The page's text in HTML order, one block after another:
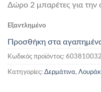
Δώρο 2 μπαρέτες για την
Εξαντλημένο
Προσθήκη στα
Κωδικός προϊόντος:
Κατηγορίες: Δερμάτινα,